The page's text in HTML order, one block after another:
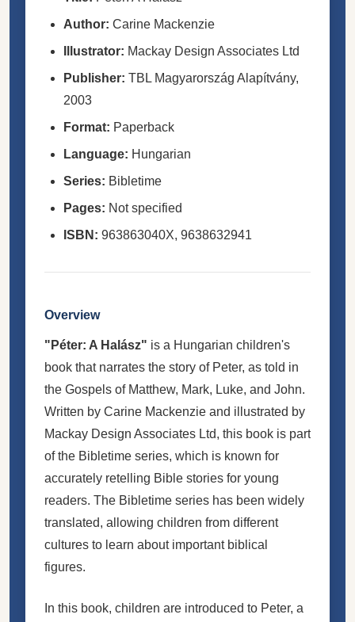
Author: Carine Mackenzie
Illustrator: Mackay Design Associates Ltd
Publisher: TBL Magyarország Alapítvány,
2003
Format: Paperback
Language: Hungarian
Series: Bibletime
Pages: Not specified
ISBN: 963863040X, 9638632941
Overview
"Péter: A Halász" is a Hungarian children's
book that narrates the story of Peter, as told in
the Gospels of Matthew, Mark, Luke, and John.
Written by Carine Mackenzie and illustrated by
Mackay Design Associates Ltd, this book is part
of the Bibletime series, which is known for
accurately retelling Bible stories for young
readers. The Bibletime series has been widely
translated, allowing children from different
cultures to learn about important biblical
figures.
In this book, children are introduced to Peter, a